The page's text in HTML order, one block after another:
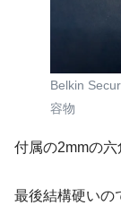
Belkin
容物
付属の2mmの六
最後結構硬いの